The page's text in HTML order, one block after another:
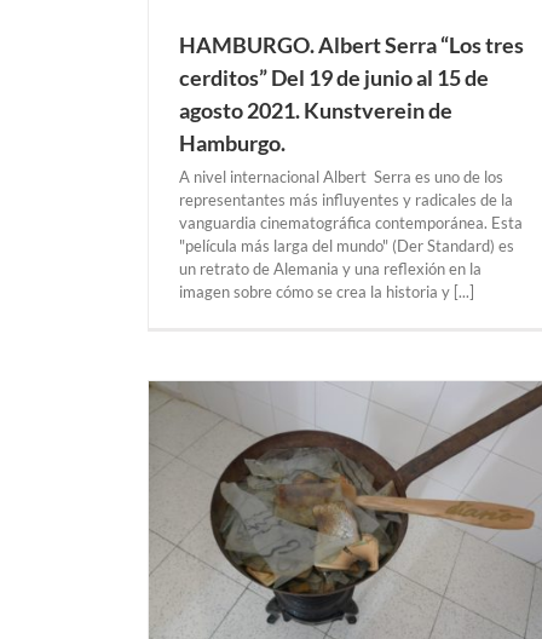
HAMBURGO. Albert Serra “Los tres
cerditos” Del 19 de junio al 15 de
agosto 2021. Kunstverein de
Hamburgo.
A nivel internacional Albert Serra es uno de los
representantes más influyentes y radicales de la
vanguardia cinematográfica contemporánea. Esta
"película más larga del mundo" (Der Standard) es
un retrato de Alemania y una reflexión en la
imagen sobre cómo se crea la historia y [...]